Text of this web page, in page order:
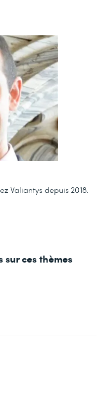
Valiantys depuis 2018.
sur ces thèmes